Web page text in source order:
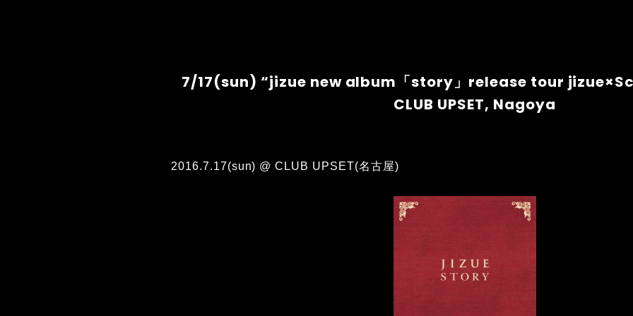
7/17(sun) “jizue new album「story」release tour
CLUB UPSET, Nagoya
2016.7.17(sun) @ CLUB UPSET(名古屋)